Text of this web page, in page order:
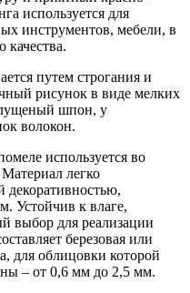
используется для
инструментов, мебели, в
качества.
путем строгания и
рисунок в виде мелких
шпон, у
волокон.
используется во
легко
декоративностью,
Устойчив к влаге,
выбор для реализации
березовая или
для облицовки которой
– от 0,6 мм до 2,5 мм.